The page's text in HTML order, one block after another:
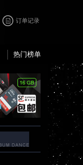
订单记录
热门榜单